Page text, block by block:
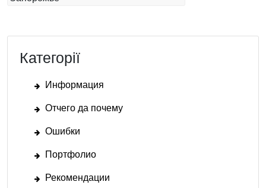
Категорії
Информация
Отчего да почему
Ошибки
Портфолио
Рекомендации